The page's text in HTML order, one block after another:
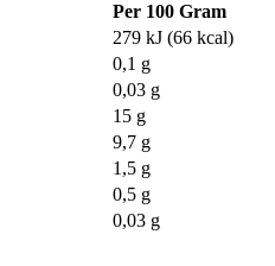
Per 100 Gram
279 kJ (66 kcal)
0,1 g
0,03 g
15 g
9,7 g
1,5 g
0,5 g
0,03 g